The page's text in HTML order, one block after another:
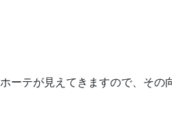
ーテが見えてきますので、その